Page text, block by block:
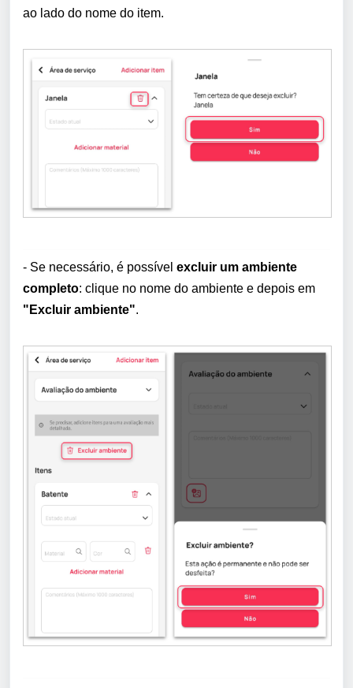
ao lado do nome do item.
- Se necessário, é possível excluir um ambiente
completo: clique no nome do ambiente e depois em
"Excluir ambiente".